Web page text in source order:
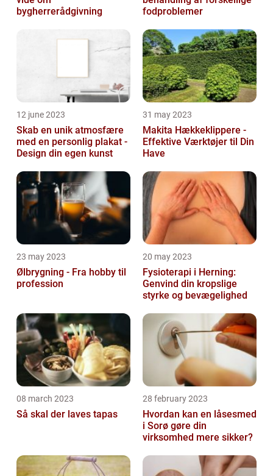
bygherrerådgivning
fodproblemer
12 june 2023
Skab en unik atmosfære
med en personlig plakat -
Design din egen kunst
31 may 2023
Makita Hækkeklippere -
Effektive Værktøjer til Din
Have
23 may 2023
Ølbrygning - Fra hobby til
profession
20 may 2023
Fysioterapi i Herning:
Genvind din kropslige
styrke og bevægelighed
08 march 2023
Så skal der laves tapas
28 february 2023
Hvordan kan en låsesmed
i Sorø gøre din
virksomhed mere sikker?